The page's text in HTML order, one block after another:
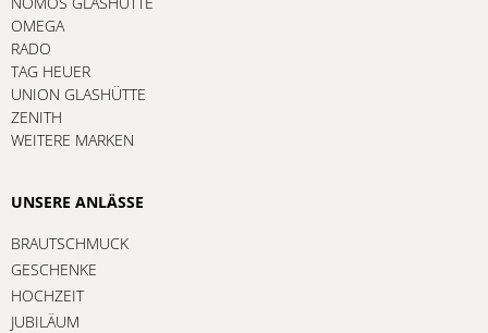
OMEGA
RADO
TAG HEUER
UNION GLASHÜTTE
ZENITH
WEITERE MARKEN
UNSERE ANLÄSSE
BRAUTSCHMUCK
GESCHENKE
HOCHZEIT
JUBILÄUM